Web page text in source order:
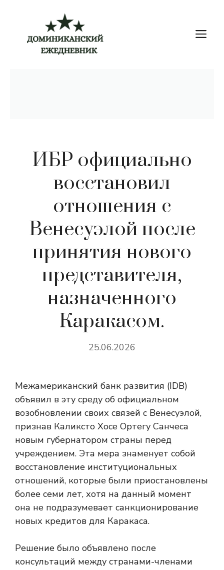
содержимому
ИБР официально
восстановил
отношения с
Венесуэлой после
принятия нового
представителя,
назначенного
Каракасом.
25.06.2026
Межамериканский банк развития (IDB)
объявил в эту среду об официальном
возобновлении своих связей с Венесуэлой,
признав Каликсто Хосе Ортегу Санчеса
новым губернатором страны перед
учреждением. Эта мера знаменует собой
восстановление институциональных
отношений, которые были приостановлены
более семи лет, хотя на данный момент
она не подразумевает санкционирование
новых кредитов для Каракаса.
Решение было объявлено после
консультаций между странами-членами